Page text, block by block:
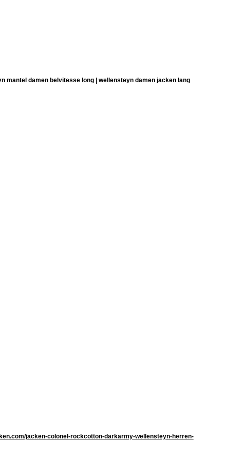
mantel damen belvitesse long | wellensteyn damen jacken lang
jacken-colonel-rockcotton-darkarmy-wellensteyn-herren-